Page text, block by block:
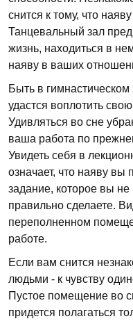
снится к тому, что
Танцевальный зал
жизнь, находиться в
наяву в ваших
Быть в гимнастическом
удастся воплотить
Удивляться во сне
ваша работа по
Увидеть себя в
означает, что наяву
задание, которое вы
правильно сделаете.
переполненном
работе.
Если вам снится
людьми - к чувству
Пустое помещение во
придется полагаться